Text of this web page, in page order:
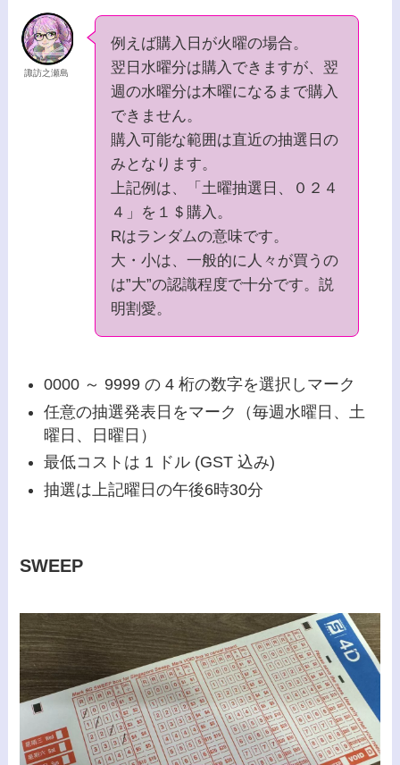
諏訪之瀬島
例えば購入日が火曜の場合。
翌日水曜分は購入できますが、翌
週の水曜分は木曜になるまで購入
できません。
購入可能な範囲は直近の抽選日の
みとなります。
上記例は、「土曜抽選日、０２４
４」を１＄購入。
Rはランダムの意味です。
大・小は、一般的に人々が買うの
は”大”の認識程度で十分です。説
明割愛。
0000 ～ 9999 の 4 桁の数字を選択しマーク
任意の抽選発表日をマーク（毎週水曜日、土
曜日、日曜日）
最低コストは 1 ドル (GST 込み)
抽選は上記曜日の午後6時30分
SWEEP